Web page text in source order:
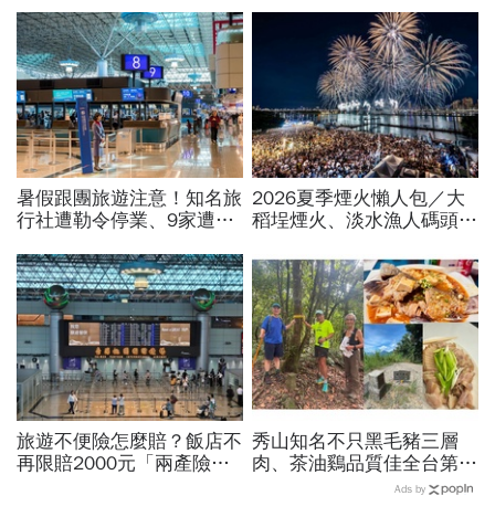
暑假跟團旅遊注意！知名旅
行社遭勒令停業、9家遭廢
單曝光
2026夏季煙火懶人包／大
稻埕煙火、淡水漁人碼頭、
放時間、表演卡司、最佳觀
賞點必看
旅遊不便險怎麼賠？飯店不
再限賠2000元「兩產險」
秀山知名不只黑毛豬三層
肉、茶油鷄品質佳全台第
一！謝金河站在拔刀爾山
Ads by